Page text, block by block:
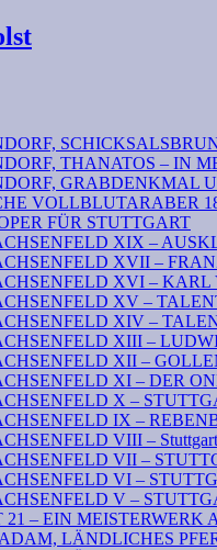
THANATOS – IN
GRABDENKMAL
VOLLBLUTARABER
FÜR STUTTGART
XIX –
XVII –
XVI – KARL
XV –
XIV –
XIII –
XII –
XI – DER
X –
IX –
VIII –
VII –
VI –
V –
21 – EIN
LÄNDLICHES